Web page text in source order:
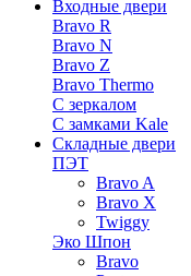
Входные двери
Bravo R
Bravo N
Bravo Z
Bravo Thermo
С зеркалом
С замками Kale
Складные двери
ПЭТ
Bravo A
Bravo X
Twiggy
Эко Шпон
Bravo